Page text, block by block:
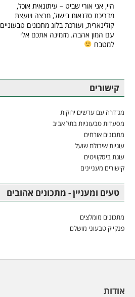
היי, אני אורי שביט – עיתונאית אוכל,
מדריכת סדנאות בישול, מרצה ויועצת
קולינארית, ועורכת בלוג מתכונים טבעוניים
עם המון אהבה. מזמינה אתכם אלי
למטבח
קישורים
מג'דרה עם עדשים ירוקות
מסעדות טבעוניות בתל אביב
מתכונים אורחים
עוגיות שיבולת שועל
עוגת ביסקוויטים
קישורים מעניינים
טעים ומעניין - מתכונים אהובים
מתכונים מומלצים
פנקייק טבעוני מושלם
אודות